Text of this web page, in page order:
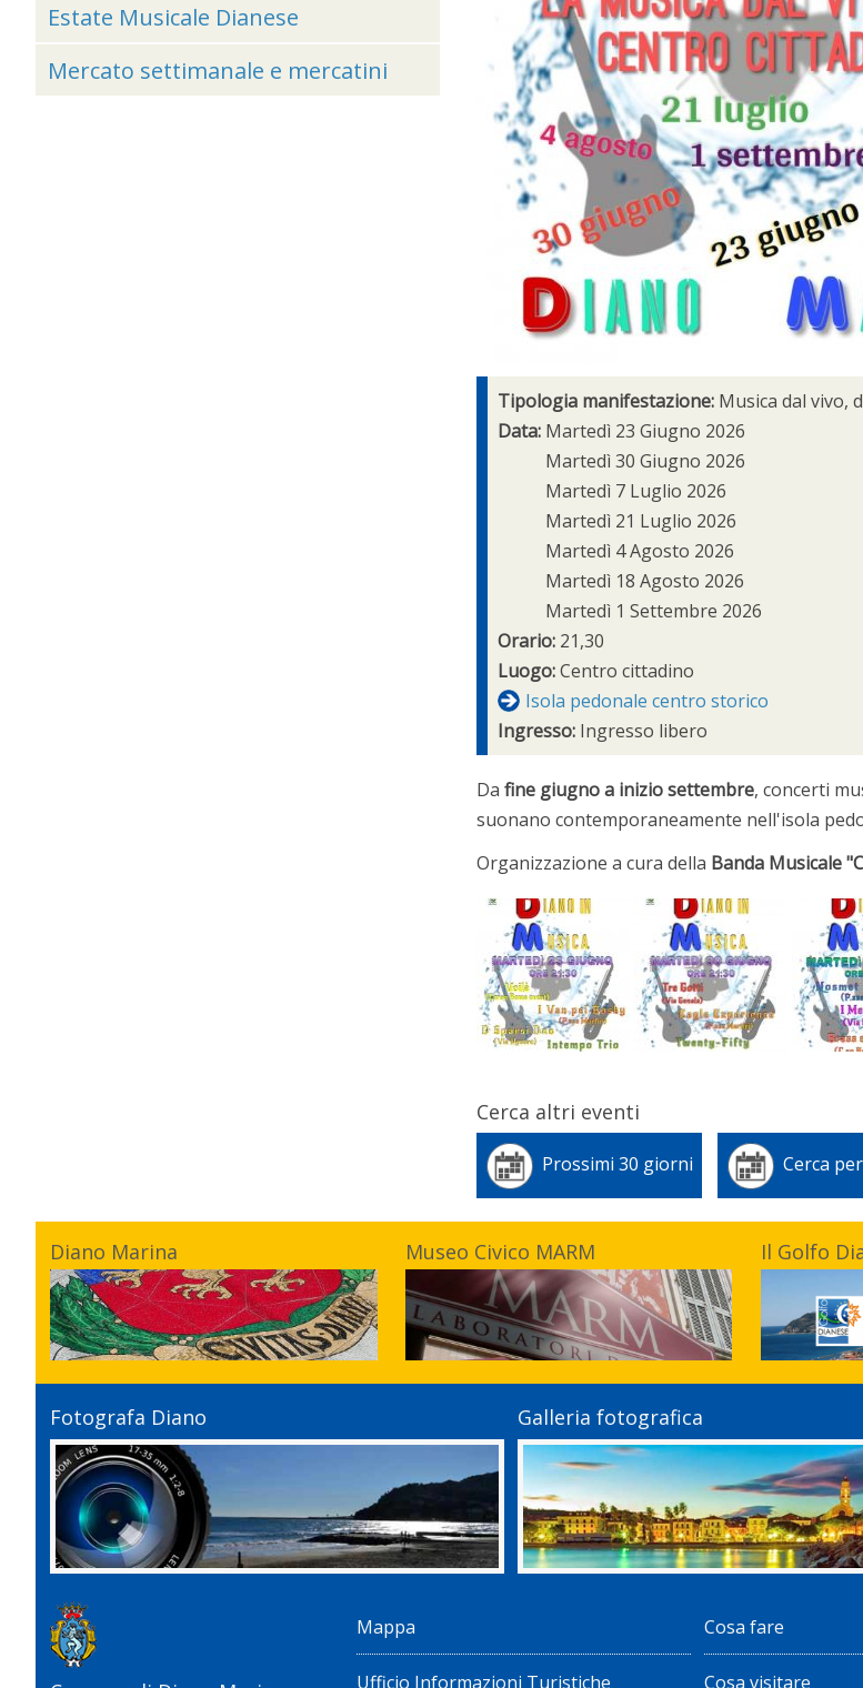
Tipologia manifestazione: Musica dal vivo,
Data: Martedì 23 Giugno 2026
Martedì 30 Giugno 2026
Martedì 7 Luglio 2026
Martedì 21 Luglio 2026
Martedì 4 Agosto 2026
Martedì 18 Agosto 2026
Martedì 1 Settembre 2026
Orario: 21,30
Luogo:Centro cittadino
Isola pedonale centro storico
Ingresso: Ingresso libero
Da fine giugno a inizio settembre, concerti
suonano contemporaneamente nell'isola
Organizzazione a cura della Banda Musicale
Cerca altri eventi
Prossimi 30 giorni Cerca
Estate Musicale Dianese
Mercato settimanale e mercatini
Diano Marina Museo Civico MARM Il Golfo
Fotografa Diano Galleria fotografica
Mappa
Ufficio Informazioni Turistiche
Cosa fare
Cosa visitare